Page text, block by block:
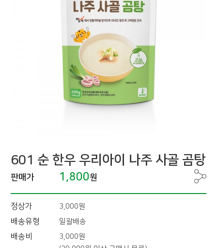
601 순 한우 우리아이 나주 사골 곰탕
판매가 1,800원
정상가 3,000원
배송유형 일괄배송
배송비
3,000원